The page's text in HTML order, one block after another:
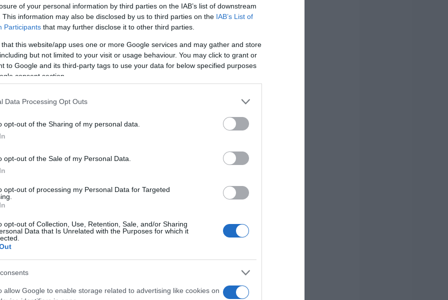
of your personal information by third parties on the IAB’s list of downstream
This information may also be disclosed by us to third parties on the IAB’s List of
Participants that may further disclose it to other third parties.
that this website/app uses one or more Google services and may gather and store
but not limited to your visit or usage behaviour. You may click to grant or
to Google and its third-party tags to use your data for below specified purposes
consent section.
Data Processing Opt Outs
opt-out of the Sharing of my personal data.
opt-out of the Sale of my Personal Data.
opt-out of processing my Personal Data for Targeted
opt-out of Collection, Use, Retention, Sale, and/or Sharing
Data that Is Unrelated with the Purposes for which it
allow Google to enable storage related to advertising like cookies on
nem tanulták meg a szociális viselkedés alapjait,
hogy mindkét fél elmondhatja a véleményét. Ők
az impulzív személyiségüknek köszönhetően
7 típusa, amit senki nem vesz elég
és bántalmazás jelenik meg a lelki szemeink
ember kívülről nem tűnik annak. Egy ilyen
ő a domináns, ezért szemrebbenés nélkül a másik
vele szemben. Számára csak az ő hangja számít,
is.
találkozol, akkor nem a Te dolgod, hogy
segíteni akarj rajta. Persze megteheted, de
mást, aki egyenlő félként tekint Rád, és Téged